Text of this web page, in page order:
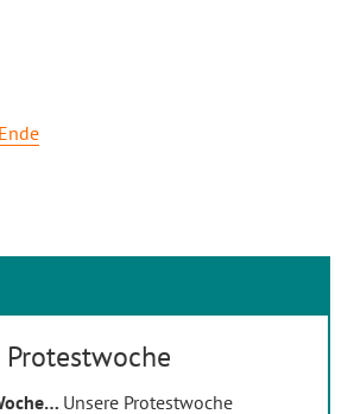
Ende
Unsere Protestwoche